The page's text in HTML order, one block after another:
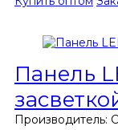
Панель
Производитель: